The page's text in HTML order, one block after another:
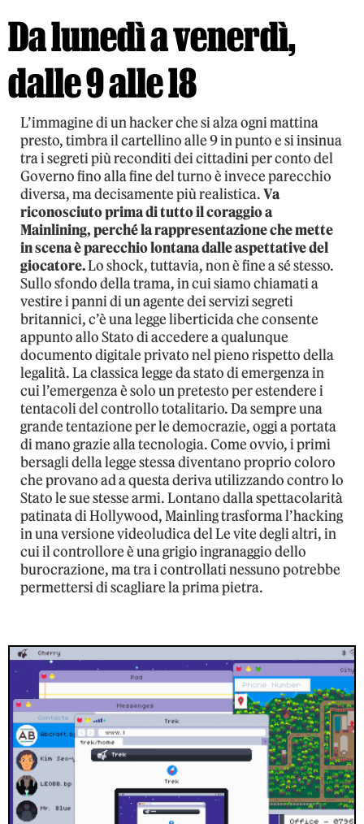
Da lunedì a venerdì,
dalle 9 alle 18
L’immagine di un hacker che si alza ogni mattina
presto, timbra il cartellino alle 9 in punto e si insinua
tra i segreti più reconditi dei cittadini per conto del
Governo fino alla fine del turno è invece parecchio
diversa, ma decisamente più realistica.Va
riconosciuto prima di tutto il coraggio a
Mainlining, perché la rappresentazione che mette
in scena è parecchio lontana dalle aspettative del
giocatore.Lo shock, tuttavia, non è fine a sé stesso.
Sullo sfondo della trama, in cui siamo chiamati a
vestire i panni di un agente dei servizi segreti
britannici, c’è una legge liberticida che consente
appunto allo Stato di accedere a qualunque
documento digitale privato nel pieno rispetto della
legalità. La classica legge da stato di emergenza in
cui l’emergenza è solo un pretesto per estendere i
tentacoli del controllo totalitario. Da sempre una
grande tentazione per le democrazie, oggi a portata
di mano grazie alla tecnologia. Come ovvio, i primi
bersagli della legge stessa diventano proprio coloro
che provano ad a questa deriva utilizzando contro lo
Stato le sue stesse armi. Lontano dalla spettacolarità
patinata di Hollywood, Mainling trasforma l’hacking
in una versione videoludica del Le vite degli altri, in
cui il controllore è una grigio ingranaggio dello
burocrazione, ma tra i controllati nessuno potrebbe
permettersi di scagliare la prima pietra.